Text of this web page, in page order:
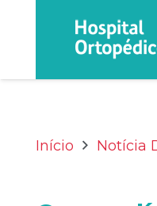
Início Notícia